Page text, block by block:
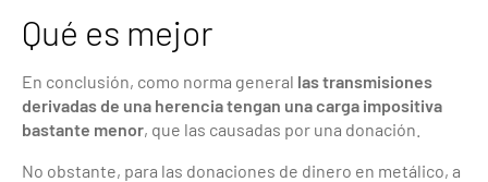
Qué es mejor
En conclusión, como norma general las transmisiones
derivadas de una herencia tengan una carga impositiva
bastante menor, que las causadas por una donación.
No obstante, para las donaciones de dinero en metálico, a